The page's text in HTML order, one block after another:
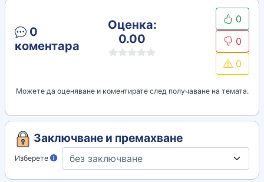
0
коментара
Оценка:
0.00
0
0
0
Можете да оценяване и коментирате след получаване на темата.
Заключване и премахване
Изберете